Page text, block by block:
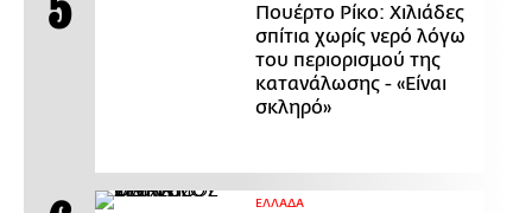
Πουέρτο Ρίκο: Χιλιάδες
σπίτια χωρίς νερό λόγω
του περιορισμού της
κατανάλωσης - «Είναι
σκληρό»
ΕΛΛΑΔΑ